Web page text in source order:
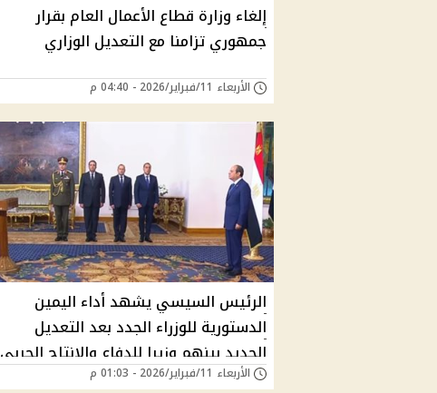
إلغاء وزارة قطاع الأعمال العام بقرار
جمهوري تزامنا مع التعديل الوزاري
الأربعاء 11/فبراير/2026 - 04:40 م
الرئيس السيسي يشهد أداء اليمين
الدستورية للوزراء الجدد بعد التعديل
الجديد بينهم وزيرا للدفاع والإنتاج الحربي
"فيديو"
الأربعاء 11/فبراير/2026 - 01:03 م